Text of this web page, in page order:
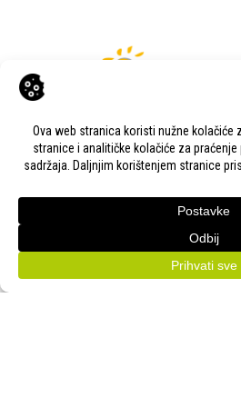
Adresa:Gudovac 1D, 43000 Bjelovar
Email:bj-sajam@bj-sajam.hr